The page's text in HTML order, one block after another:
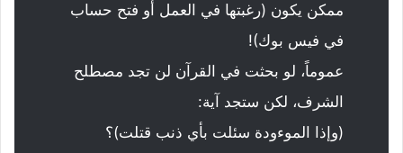
ممكن يكون (رغبتها في العمل أو فتح حساب
في فيس بوك)!
عموماً، لو بحثت في القرآن لن تجد مصطلح
الشرف، لكن ستجد آية:
(وإذا الموءودة سئلت بأي ذنب قتلت)؟